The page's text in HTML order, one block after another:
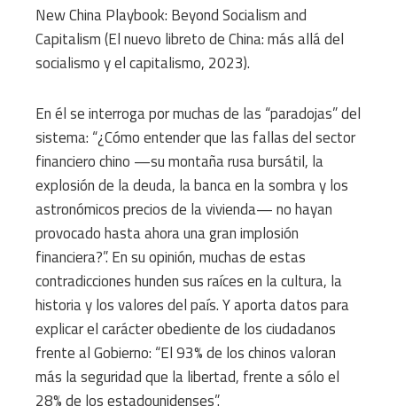
New China Playbook: Beyond Socialism and
Capitalism (El nuevo libreto de China: más allá del
socialismo y el capitalismo, 2023).
En él se interroga por muchas de las “paradojas” del
sistema: “¿Cómo entender que las fallas del sector
financiero chino —su montaña rusa bursátil, la
explosión de la deuda, la banca en la sombra y los
astronómicos precios de la vivienda— no hayan
provocado hasta ahora una gran implosión
financiera?”. En su opinión, muchas de estas
contradicciones hunden sus raíces en la cultura, la
historia y los valores del país. Y aporta datos para
explicar el carácter obediente de los ciudadanos
frente al Gobierno: “El 93% de los chinos valoran
más la seguridad que la libertad, frente a sólo el
28% de los estadounidenses”.